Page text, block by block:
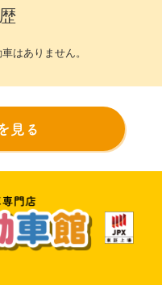
はありません。
見る